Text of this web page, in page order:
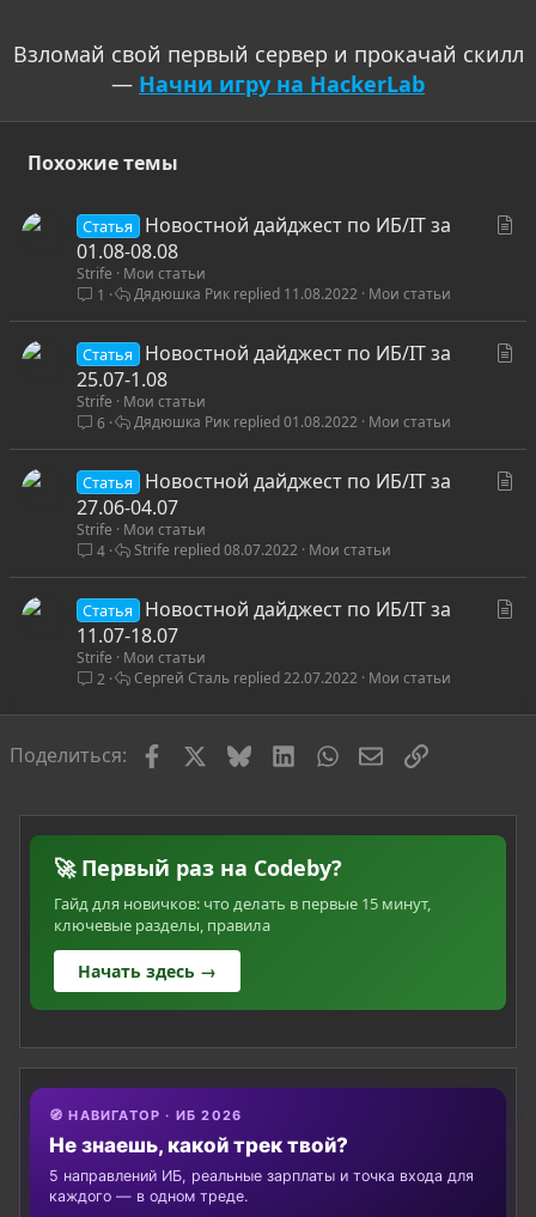
Взломай свой первый сервер и прокачай скилл
— Начни игру на HackerLab
Похожие темы
ь
Статья
Новостной дайджест по ИБ/IT за
01.08-08.08
Strife
Мои статьи
1
Мои статьи
11.08.2022
Дядюшка Рик
ь
Статья
Новостной дайджест по ИБ/IT за
25.07-1.08
Strife
Мои статьи
6
Мои статьи
01.08.2022
Дядюшка Рик
ь
Статья
Новостной дайджест по ИБ/IT за
27.06-04.07
Strife
Мои статьи
4
Мои статьи
08.07.2022
Strife
ь
Статья
Новостной дайджест по ИБ/IT за
11.07-18.07
Strife
Мои статьи
2
Мои статьи
22.07.2022
Сергей Сталь
Поделиться: FacebookBlueskyLinkedInWhatsAppЭлектронная
Ссылка
🚀 Первый раз на Codeby?
Гайд для новичков: что делать в первые 15 минут,
ключевые разделы, правила
Начать здесь →
🧭 НАВИГАТОР · ИБ 2026
Не знаешь, какой трек твой?
5 направлений ИБ, реальные зарплаты и точка входа для
каждого — в одном треде.